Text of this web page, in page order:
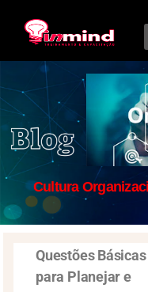
Cultura
Questões Básicas
para Planejar e